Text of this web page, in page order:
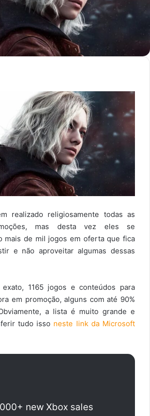
realizado religiosamente todas as
mas desta vez eles se
mais de mil jogos em oferta que fica
e não aproveitar algumas dessas
1165 jogos e conteúdos para
em promoção, alguns com até 90%
a lista é muito grande e
tudo isso neste link da Microsoft
new Xbox sales